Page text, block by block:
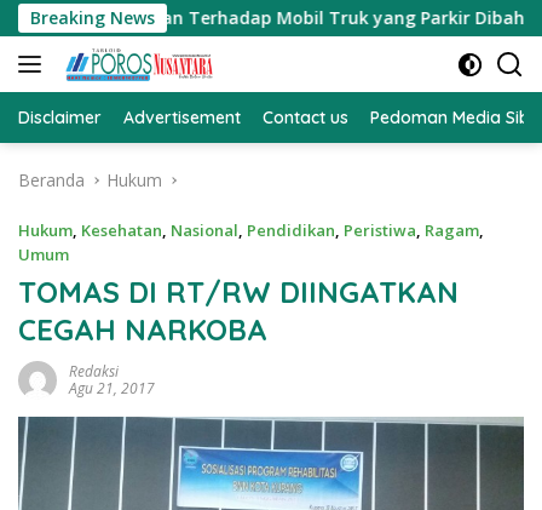
Langsung
ke
konten
Breaking News
Teguran Terhadap Mobil Truk yang Parkir Dibahu Jalan
Disclaimer Advertisement Contact us Pedoman Media
Beranda Hukum
Hukum, Kesehatan, Nasional, Pendidikan, Peristiwa, Ragam,
Umum
TOMAS DI RT/RW DIINGATKAN
CEGAH NARKOBA
Redaksi
Agu 21, 2017